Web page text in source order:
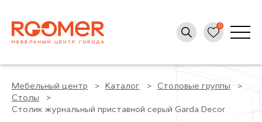
Мебельный центр Каталог
Столовые группы
Столы
Столик журнальный приставной серый Garda Decor